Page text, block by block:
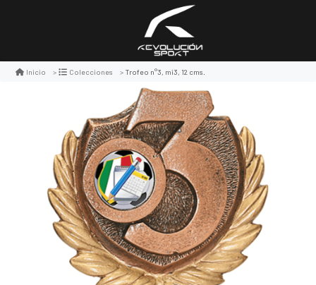
Inicio Colecciones Trofeo n°3, mi3, 12 cms.